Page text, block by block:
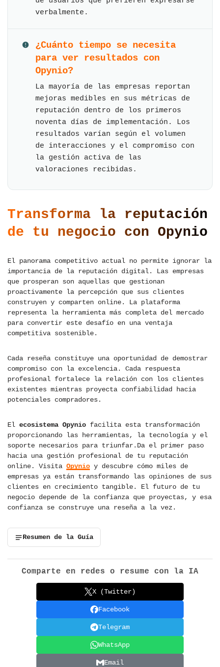
verbalmente.
¿Cuánto tiempo se necesita
para ver resultados con
Opynio?
La mayoría de las empresas reportan
mejoras medibles en sus métricas de
reputación dentro de los primeros
noventa días de implementación. Los
resultados varían según el volumen
de interacciones y el compromiso con
la gestión activa de las
valoraciones recibidas.
Transforma la reputación
de tu negocio con Opynio
El panorama competitivo actual no permite ignorar la
importancia de la reputación digital. Las empresas
que prosperan son aquellas que gestionan
proactivamente la percepción que sus clientes
construyen y comparten online. La plataforma
representa la herramienta más completa del mercado
para convertir este desafío en una ventaja
competitiva sostenible.
Cada reseña constituye una oportunidad de demostrar
compromiso con la excelencia. Cada respuesta
profesional fortalece la relación con los clientes
existentes mientras proyecta confiabilidad hacia
potenciales compradores.
El ecosistema Opynio facilita esta transformación
proporcionando las herramientas, la tecnología y el
soporte necesarios para triunfar.Da el primer paso
hacia una gestión profesional de tu reputación
online. Visita Opynio y descubre cómo miles de
empresas ya están transformando las opiniones de sus
clientes en crecimiento tangible. El futuro de tu
negocio depende de la confianza que proyectas, y esa
confianza se construye una reseña a la vez.
Resumen de la Guía
Comparte en redes o resume con la IA
X (Twitter)
Facebook
Telegram
WhatsApp
Email